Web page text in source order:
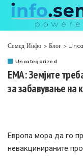
Семед Инфо > Блог >
Uncategorized
ЕМА: Земјите
за забавување на
Европа мора да го
невакцинираните